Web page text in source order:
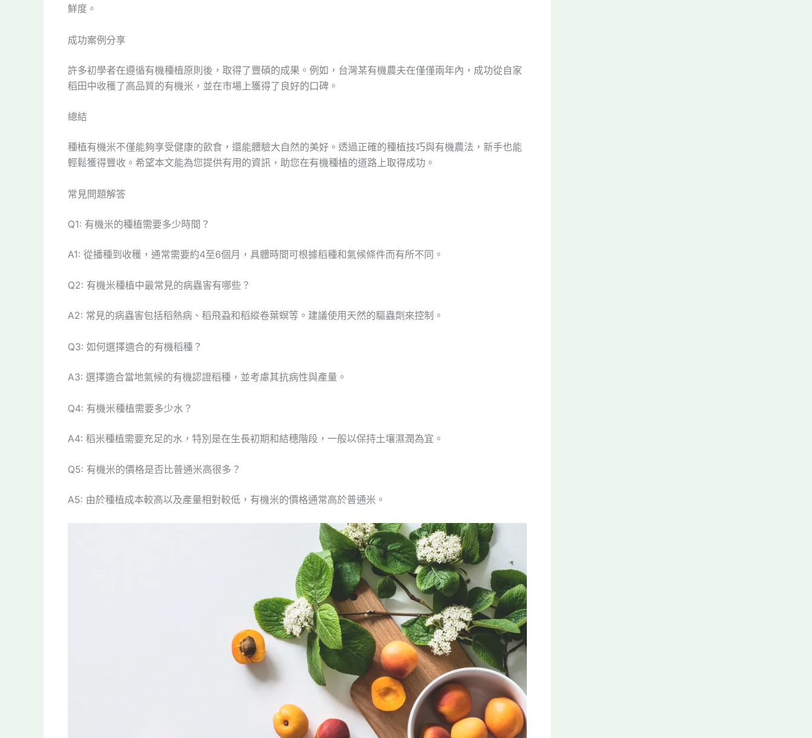
鮮度。
成功案例分享
許多初學者在遵循有機種植原則後，取得了豐碩的成果。例如，台灣某有機農夫在僅僅兩年內，成功從自家
稻田中收穫了高品質的有機米，並在市場上獲得了良好的口碑。
總結
種植有機米不僅能夠享受健康的飲食，還能體驗大自然的美好。透過正確的種植技巧與有機農法，新手也能
輕鬆獲得豐收。希望本文能為您提供有用的資訊，助您在有機種植的道路上取得成功。
常見問題解答
Q1: 有機米的種植需要多少時間？
A1: 從播種到收穫，通常需要約4至6個月，具體時間可根據稻種和氣候條件而有所不同。
Q2: 有機米種植中最常見的病蟲害有哪些？
A2: 常見的病蟲害包括稻熱病、稻飛蝨和稻縱卷葉螟等。建議使用天然的驅蟲劑來控制。
Q3: 如何選擇適合的有機稻種？
A3: 選擇適合當地氣候的有機認證稻種，並考慮其抗病性與產量。
Q4: 有機米種植需要多少水？
A4: 稻米種植需要充足的水，特別是在生長初期和結穗階段，一般以保持土壤濕潤為宜。
Q5: 有機米的價格是否比普通米高很多？
A5: 由於種植成本較高以及產量相對較低，有機米的價格通常高於普通米。